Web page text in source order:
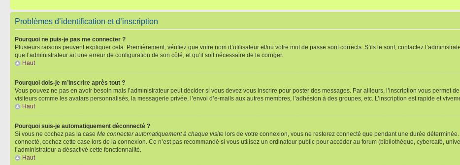
Problèmes d’identification et d’inscription
Pourquoi ne puis-je pas me connecter ?
Plusieurs raisons peuvent expliquer cela. Premièrement, vérifiez que votre nom d’utilisateur et/ou votre mot de passe sont corrects. S’ils le sont, contactez
que l’administrateur ait une erreur de configuration de son côté, et qu’il soit nécessaire de la corriger.
Haut
Pourquoi dois-je m’inscrire après tout ?
Vous pouvez ne pas en avoir besoin mais l’administrateur peut décider si vous devez vous inscrire pour poster des messages. Par ailleurs, l’inscription vous permet
visiteurs comme les avatars personnalisés, la messagerie privée, l’envoi d’e-mails aux autres membres, l’adhésion à des groupes, etc. L’inscription est rapide et
Haut
Pourquoi suis-je automatiquement déconnecté ?
Si vous ne cochez pas la case Me connecter automatiquement à chaque visite lors de votre connexion, vous ne resterez connecté que pendant une durée
connecté, cochez cette case lors de la connexion. Ce n’est pas recommandé si vous utilisez un ordinateur public pour accéder au forum (bibliothèque, cybercafé,
l’administrateur a désactivé cette fonctionnalité.
Haut